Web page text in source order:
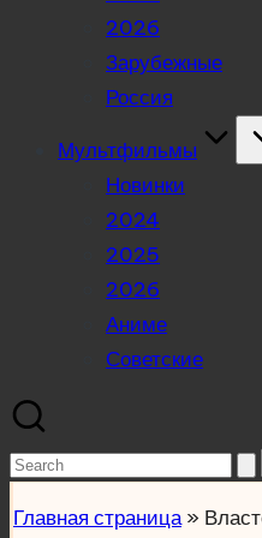
2026
Зарубежные
Россия
Мультфильмы
Новинки
2024
2025
2026
Аниме
Советские
Search
Главная страница»